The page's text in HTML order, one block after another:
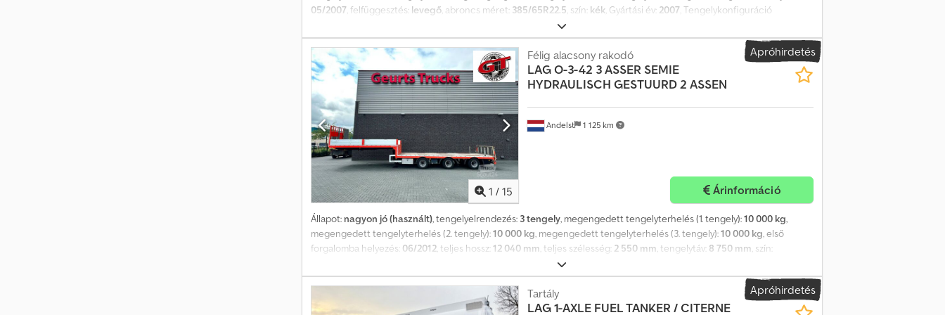
05/2007, felfüggesztés: levegő, abroncs méret: 385/65R22.5, szín: kék, Gyártási év: 2007, Tengelykonfiguráció
Gumiabroncs mérete: 385/65R22.5 Tengelyek gyártója: BPW Fékek: Dobfékek Felfüggesztés: Légrugó Hátsó tengely 1:
Maximális tengelyterhelés: 9000 kg Hátsó tengely 2: Maximális tengelyterhelés: 9000 kg Hátsó tengely 3: Maximális
tengelyterhelés: 9000 kg Súlyok Csdpfxszpw Hqo Abhjha Üres súly: 3990 kg Megengedett rakomány: 35010 kg Teljes
tömeg: 39000 kg Állapot Műszaki állapot: jó Külső állapot: jó = További opciók és tartozékok = - ADR - Elektronikus
fékszabályozó rendszer (EBS) - Légrugó - Tengelyrögzítő szerkezet = Megjegyzések = ADR: FL AT OX
Apróhirdetés
1 / 15
Andelst 1 125 km
Félig alacsony rakodó
LAGO-3-42 3 ASSER SEMIE
HYDRAULISCH GESTUURD 2 ASSEN
Árinformáció
Állapot: nagyon jó (használt), tengelyelrendezés: 3 tengely, megengedett tengelyterhelés (1. tengely):10 000 kg,
megengedett tengelyterhelés (2. tengely):10 000 kg, megengedett tengelyterhelés (3. tengely):10 000 kg, első
forgalomba helyezés: 06/2012, teljes hossz:12 040 mm, teljes szélesség: 2 550 mm, tengelytáv: 8 750 mm, szín:
, - Légrugó Tengelykonfiguráció Hátsó tengely 1: Max.
tengelyterhelés: 10000 kg Hátsó tengely 2: Max. tengelyterhelés: 10000 kg Hátsó tengely 3: Max. tengelyterhelés: 10000
kg Súlyok Üres súly: 9590 kg Megengedett hasznos teher: 32410 kg Megengedett össztömeg: 42000 kg Karbantartás,
előzmények és állapot Műszaki vizsga (APK): érvényes 2027.01.01-ig Műszaki állapot: nagyon jó Külső állapot: nagyon jó
Apróhirdetés
Tartály
LAG1-AXLE FUEL TANKER / CITERNE